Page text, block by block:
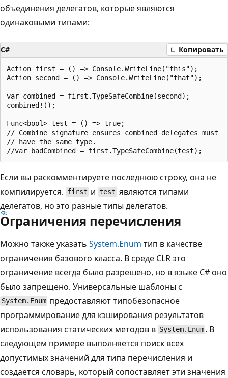
объединения делегатов, которые являются
одинаковыми типами:
C# Копировать
Action first = () => Console.WriteLine("this");
Action second = () => Console.WriteLine("that");
var combined = first.TypeSafeCombine(second);
combined!();
Func<bool> test = () => true;
// Combine signature ensures combined delegates must
// have the same type.
Если вы раскомментируете последнюю строку, она не
компилируется. first иtest являются типами
делегатов, но это разные типы делегатов.
Ограничения перечисления
Можно также указать System.Enum тип в качестве
ограничения базового класса. В среде CLR это
ограничение всегда было разрешено, но в языке C# оно
было запрещено. Универсальные шаблоны с
System.Enum предоставляют типобезопасное
программирование для кэширования результатов
использования статических методов в System.Enum . В
следующем примере выполняется поиск всех
допустимых значений для типа перечисления и
создается словарь, который сопоставляет эти значения